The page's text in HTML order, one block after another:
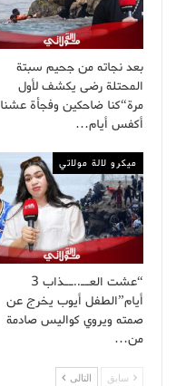
بعد نجاته من جحيم سبتة
المحتلة رضى يكشف لأول
مرة“كنا ضاحكين وفجأة عشنا
أكفس أيام…
ميكرو لالة مولاتي
“عشت العــ..ــذاب 3
أيام”الطفل أيوب يخرج عن
صمته ويروي كواليس صادمة
من…
سابق التالى